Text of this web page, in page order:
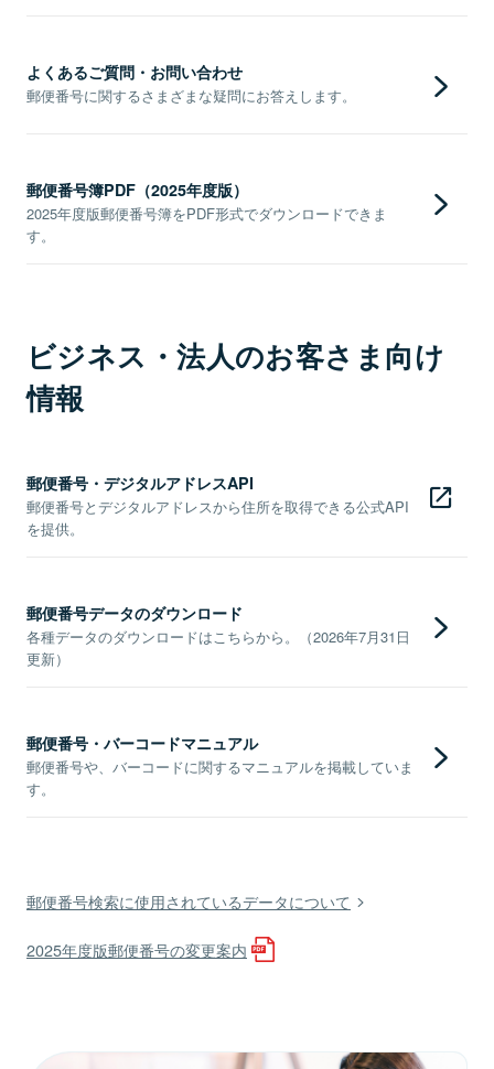
よくあるご質問・お問い合わせ
郵便番号に関するさまざまな疑問にお答えします。
郵便番号簿PDF（2025年度版）
2025年度版郵便番号簿をPDF形式でダウンロードできま
す。
ビジネス・法人のお客さま向け
情報
郵便番号・デジタルアドレスAPI
郵便番号とデジタルアドレスから住所を取得できる公式API
を提供。
郵便番号データのダウンロード
各種データのダウンロードはこちらから。（2026年7月31日
更新）
郵便番号・バーコードマニュアル
郵便番号や、バーコードに関するマニュアルを掲載していま
す。
郵便番号検索に使用されているデータについて
2025年度版郵便番号の変更案内